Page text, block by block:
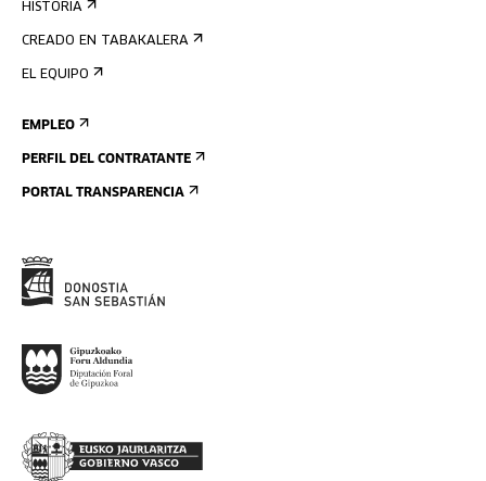
HISTORIA
CREADO EN TABAKALERA
EL EQUIPO
EMPLEO
PERFIL DEL CONTRATANTE
PORTAL TRANSPARENCIA